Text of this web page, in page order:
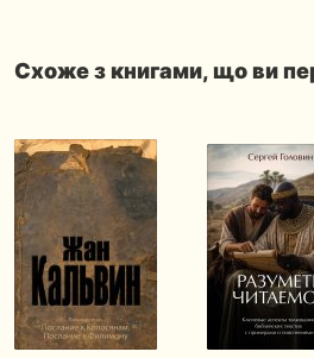
Схоже з книгами, що ви